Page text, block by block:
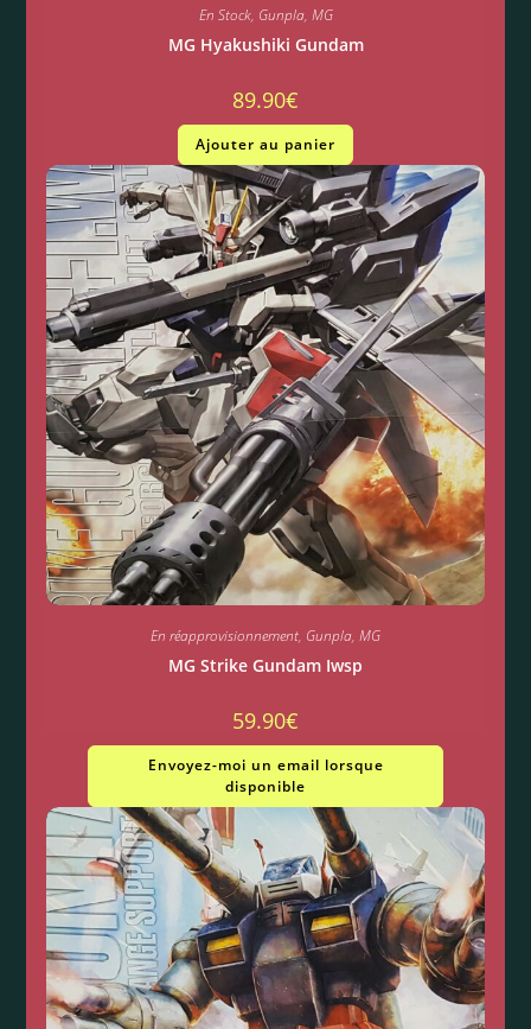
En Stock, Gunpla, MG
MG Hyakushiki Gundam
89.90€
Ajouter au panier
En réapprovisionnement, Gunpla, MG
MG Strike Gundam Iwsp
59.90€
Envoyez-moi un email lorsque
disponible